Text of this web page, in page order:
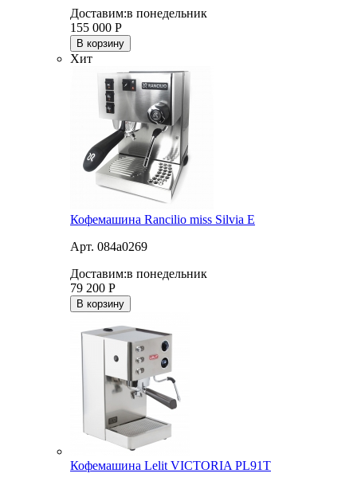
Доставим:в понедельник
155 000 Р
В корзину
Хит
Кофемашина Rancilio miss Silvia E
Арт. 084a0269
Доставим:в понедельник
79 200 Р
В корзину
Кофемашина Lelit VICTORIA PL91T